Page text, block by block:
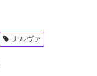
ナルヴァ